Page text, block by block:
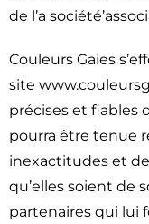
de l’a
Couleurs Gaies
site
précises et fiables
pourra être tenue
inexactitudes et
qu’elles soient de
partenaires qui lui